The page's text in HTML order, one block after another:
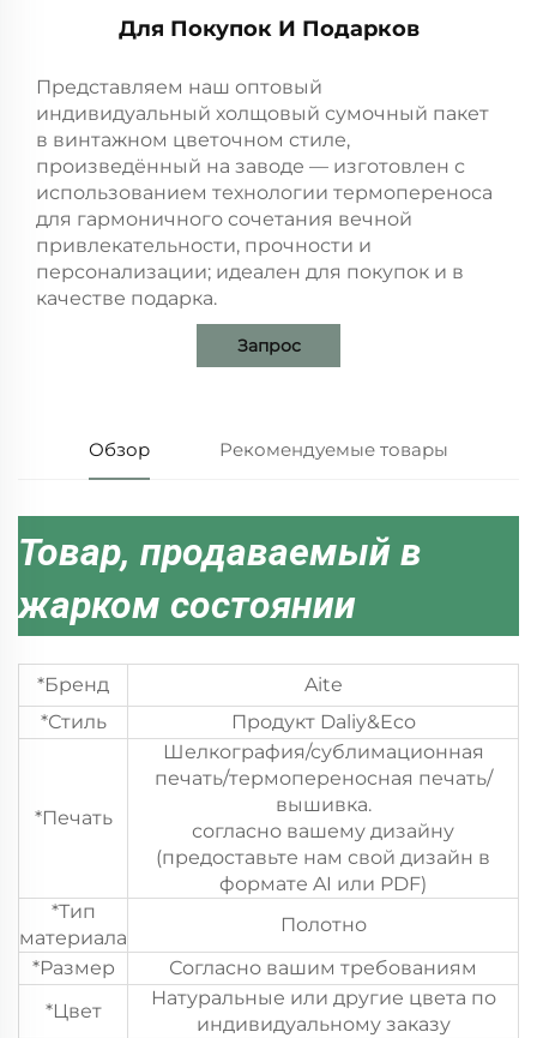
Для Покупок И Подарков
Представляем наш оптовый
индивидуальный холщовый сумочный пакет
в винтажном цветочном стиле,
произведённый на заводе — изготовлен с
использованием технологии термопереноса
для гармоничного сочетания вечной
привлекательности, прочности и
персонализации; идеален для покупок и в
качестве подарка.
Запрос
Обзор Рекомендуемые товары
Товар, продаваемый в
жарком состоянии
*Бренд
Aite
*Стиль
Продукт Daliy&Eco
*Печать
Шелкография/сублимационная
печать/термопереносная печать/
вышивка.
согласно вашему дизайну
(предоставьте нам свой дизайн в
формате AI или PDF)
*Тип
материала
Полотно
*Размер
Согласно вашим требованиям
*Цвет
Натуральные или другие цвета по
индивидуальному заказу